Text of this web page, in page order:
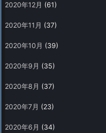
2020年12月 (61)
2020年11月 (37)
2020年10月 (39)
2020年9月 (35)
2020年8月 (37)
2020年7月 (23)
2020年6月 (34)